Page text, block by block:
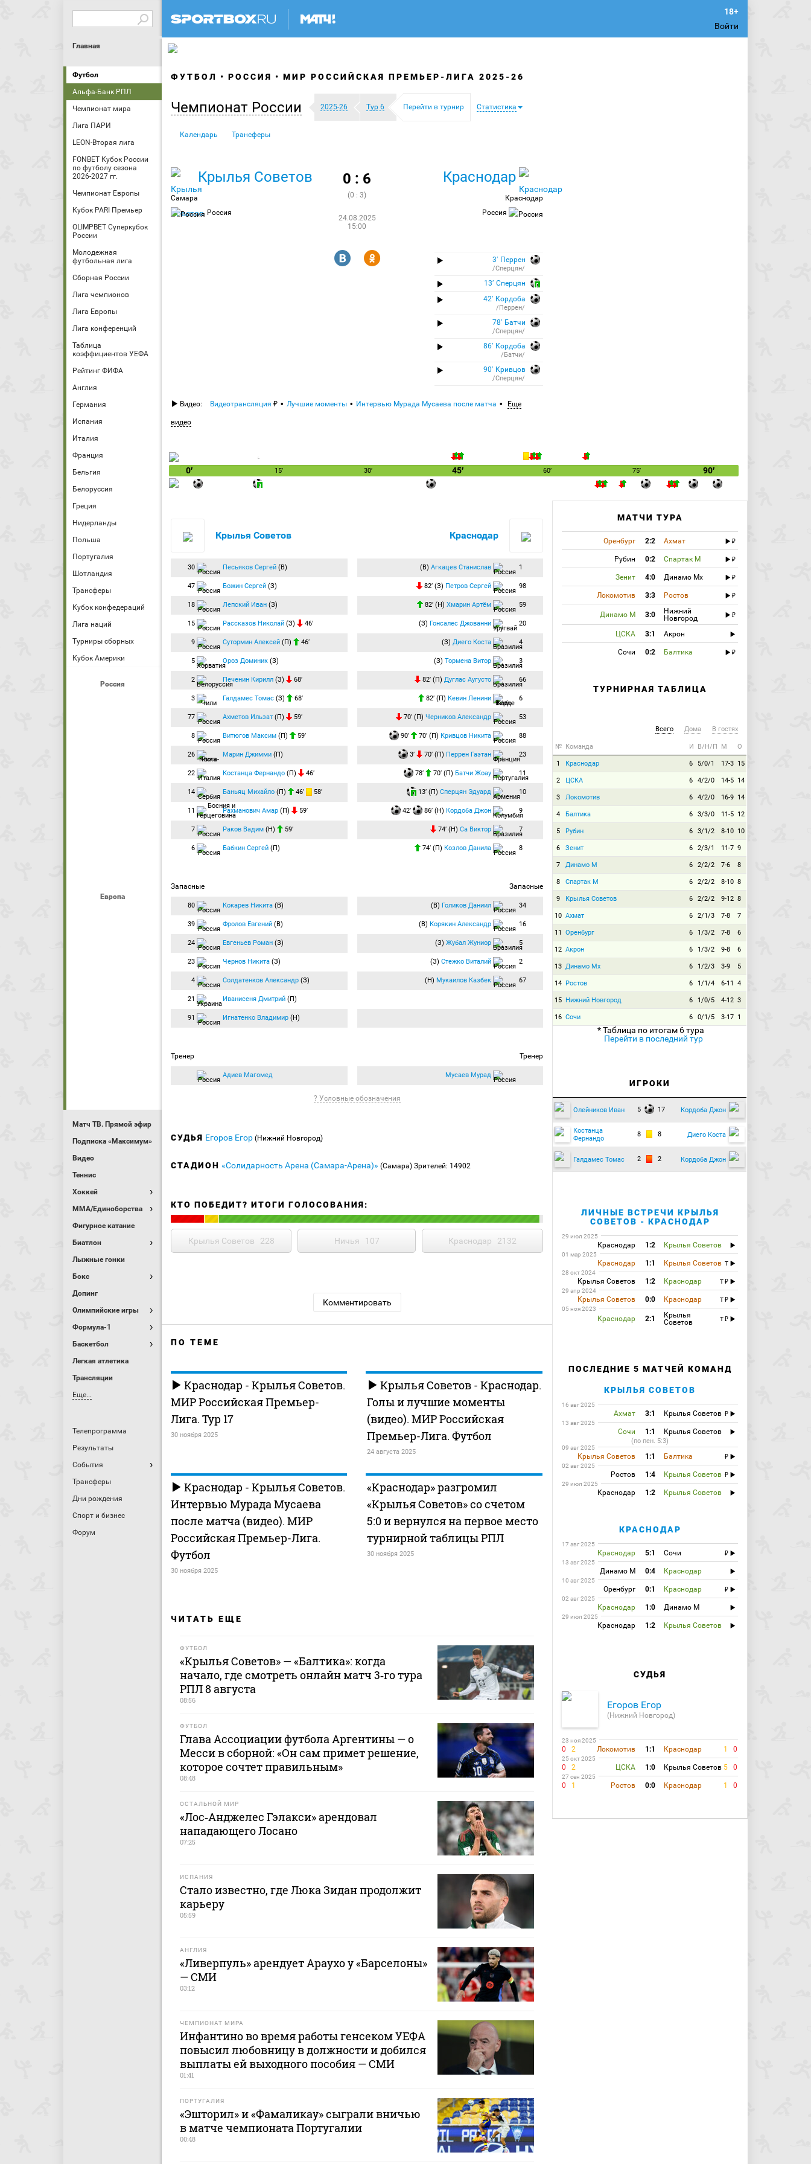
Войти
Главная
Футбол
Альфа-Банк РПЛ
Чемпионат мира
Лига ПАРИ
LEON-Вторая лига
FONBET Кубок России
по футболу сезона
2026-2027 гг.
Чемпионат Европы
Кубок PARI Премьер
OLIMPBET Суперкубок
России
Молодежная
футбольная лига
Сборная России
Лига чемпионов
Лига Европы
Лига конференций
Таблица
коэффициентов УЕФА
Рейтинг ФИФА
Англия
Германия
Испания
Италия
Франция
Бельгия
Белоруссия
Греция
Нидерланды
Польша
Португалия
Шотландия
Трансферы
Кубок конфедераций
Лига наций
Турниры сборных
Кубок Америки
Россия
Европа
Матч ТВ. Прямой эфир
Подписка «Максимум»
Видео
Теннис
Хоккей
MMA/Единоборства
Фигурное катание
Биатлон
Лыжные гонки
Бокс
Допинг
Олимпийские игры
Формула-1
Баскетбол
Легкая атлетика
Трансляции
Еще...
Телепрограмма
Результаты
События
Трансферы
Дни рождения
Спорт и бизнес
Форум
ФУТБОЛ РОССИЯ МИР РОССИЙСКАЯ ПРЕМЬЕР-ЛИГА 2025-26
Чемпионат России 2025-26 Тур 6 Перейти в турнир Статистика
Календарь Трансферы
Крылья Советов
Самара
Россия
0 : 6
(0 : 3)
24.08.2025
15:00
Краснодар
Краснодар
Россия
R Y 3′ Перрен
/Сперцян/
13′ Сперцян
42′ Кордоба
/Перрен/
78′ Батчи
/Сперцян/
86′ Кордоба
/Батчи/
90′ Кривцов
/Сперцян/
Видео: Видеотрансляция Лучшие моменты Интервью Мурада Мусаева после матча Еще
видео
0′ 15′ 30′ 45′ 60′ 75′ 90′
Крылья Советов
30 Песьяков Сергей (В)
47 Божин Сергей (З)
18 Лепский Иван (З)
15 Рассказов Николай (З) 46′
9 Сутормин Алексей (П) 46′
5 Ороз Доминик (З)
2 Печенин Кирилл (З) 68′
3 Галдамес Томас (З) 68′
77 Ахметов Ильзат (П) 59′
8 Витюгов Максим (П) 59′
26 Марин Джимми (П)
22 Костанца Фернандо (П) 46′
14 Баньяц Михайло (П) 46′ 58′
11 Рахманович Амар (П) 59′
7 Раков Вадим (Н) 59′
6 Бабкин Сергей (П)
Запасные
80 Кокарев Никита (В)
39 Фролов Евгений (В)
24 Евгеньев Роман (З)
23 Чернов Никита (З)
4 Солдатенков Александр (З)
21 Иванисеня Дмитрий (П)
91 Игнатенко Владимир (Н)
Тренер
Адиев Магомед
Краснодар
(В) Агкацев Станислав 1
82′ (З) Петров Сергей 98
82′ (Н) Хмарин Артём 59
(З) Гонсалес Джованни 20
(З) Диего Коста 4
(З) Тормена Витор 3
82′ (П) Дуглас Аугусто 66
82′ (П) Кевин Ленини 6
70′ (П) Черников Александр 53
90′ 70′ (П) Кривцов Никита 88
3′ 70′ (П) Перрен Гаэтан 23
78′ 70′ (П) Батчи Жоау 11
13′ (П) Сперцян Эдуард 10
42′ 86′ (Н) Кордоба Джон 9
74′ (Н) Са Виктор 7
74′ (П) Козлов Данила 8
Запасные
(В) Голиков Даниил 34
(В) Корякин Александр 16
(З) Жубал Жуниор 5
(З) Стежко Виталий 2
(Н) Мукаилов Казбек 67
Тренер
Мусаев Мурад
? Условные обозначения
СУДЬЯ Егоров Егор (Нижний Новгород)
СТАДИОН «Солидарность Арена (Самара-Арена)» (Самара) Зрителей: 14902
КТО ПОБЕДИТ? ИТОГИ ГОЛОСОВАНИЯ:
Крылья Советов 228 Ничья 107 Краснодар 2132
Комментировать
ПО ТЕМЕ
Краснодар - Крылья Советов.
МИР Российская Премьер-
Лига. Тур 17
30 ноября 2025
Крылья Советов - Краснодар.
Голы и лучшие моменты
(видео). МИР Российская
Премьер-Лига. Футбол
24 августа 2025
Краснодар - Крылья Советов.
Интервью Мурада Мусаева
после матча (видео). МИР
Российская Премьер-Лига.
Футбол
30 ноября 2025
«Краснодар» разгромил
«Крылья Советов» со счетом
5:0 и вернулся на первое место
турнирной таблицы РПЛ
30 ноября 2025
ЧИТАТЬ ЕЩЕ
ФУТБОЛ
«Крылья Советов» — «Балтика»: когда
начало, где смотреть онлайн матч 3‑го тура
РПЛ 8 августа
08:56
ФУТБОЛ
Глава Ассоциации футбола Аргентины — о
Месси в сборной: «Он сам примет решение,
которое сочтет правильным»
08:48
ОСТАЛЬНОЙ МИР
«Лос‑Анджелес Гэлакси» арендовал
нападающего Лосано
07:25
ИСПАНИЯ
Стало известно, где Люка Зидан продолжит
карьеру
05:59
АНГЛИЯ
«Ливерпуль» арендует Араухо у «Барселоны»
— СМИ
03:12
ЧЕМПИОНАТ МИРА
Инфантино во время работы генсеком УЕФА
повысил любовницу в должности и добился
выплаты ей выходного пособия — СМИ
01:41
ПОРТУГАЛИЯ
«Эшторил» и «Фамаликау» сыграли вничью
в матче чемпионата Португалии
00:48
МАТЧИ ТУРА
Оренбург 2:2 Ахмат
Рубин 0:2 Спартак М
Зенит 4:0 Динамо Мх
Локомотив 3:3 Ростов
Динамо М 3:0
Нижний
Новгород
ЦСКА
3:1 Акрон
Сочи 0:2 Балтика
ТУРНИРНАЯ ТАБЛИЦА
Всего Дома В гостях
№ Команда И В/Н/П М О
1 Краснодар 6 5/0/1 17-3 15
2 ЦСКА 6 4/2/0 14-5 14
3 Локомотив 6 4/2/0 16-9 14
4 Балтика 6 3/3/0 11-5 12
5 Рубин 6 3/1/2 8-10 10
6 Зенит 6 2/3/1 11-7 9
7 Динамо М 6 2/2/2 7-6 8
8 Спартак М 6 2/2/2 8-10 8
9 Крылья Советов 6 2/2/2 9-12 8
10 Ахмат 6 2/1/3 7-8 7
11 Оренбург 6 1/3/2 7-8 6
12 Акрон 6 1/3/2 9-8 6
13 Динамо Мх 6 1/2/3 3-9 5
14 Ростов 6 1/1/4 6-11 4
15 Нижний Новгород 6 1/0/5 4-12 3
16 Сочи 6 0/1/5 3-17 1
* Таблица по итогам 6 тура
Перейти в последний тур
ИГРОКИ
Олейников Иван 5 17 Кордоба Джон
Костанца
Фернандо
8 8 Диего Коста
Галдамес Томас 2 2 Кордоба Джон
ЛИЧНЫЕ ВСТРЕЧИ КРЫЛЬЯ
СОВЕТОВ - КРАСНОДАР
29 июл 2025
Краснодар 1:2 Крылья Советов
01 мар 2025
Краснодар 1:1 Крылья Советов T
28 окт 2024
Крылья Советов 1:2 Краснодар
T
29 апр 2024
Крылья Советов 0:0 Краснодар
T
05 ноя 2023
Краснодар 2:1
Крылья
Советов
T
ПОСЛЕДНИЕ 5 МАТЧЕЙ КОМАНД
КРЫЛЬЯ СОВЕТОВ
16 авг 2025
Ахмат 3:1 Крылья Советов
13 авг 2025
Сочи 1:1 Крылья Советов
(по пен. 5:3)
09 авг 2025
Крылья Советов 1:1 Балтика
02 авг 2025
Ростов 1:4 Крылья Советов
29 июл 2025
Краснодар 1:2 Крылья Советов
КРАСНОДАР
17 авг 2025
Краснодар 5:1 Сочи
13 авг 2025
Динамо М 0:4 Краснодар
10 авг 2025
Оренбург 0:1 Краснодар
02 авг 2025
Краснодар 1:0 Динамо М
29 июл 2025
Краснодар 1:2 Крылья Советов
СУДЬЯ
Егоров Егор
(Нижний Новгород)
23 ноя 2025
0 2 Локомотив 1:1 Краснодар 1 0
25 окт 2025
0 2 ЦСКА 1:0 Крылья Советов 5 0
27 сен 2025
0 1 Ростов 0:0 Краснодар 1 0